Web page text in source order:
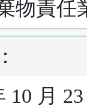
物責任
10 月 23